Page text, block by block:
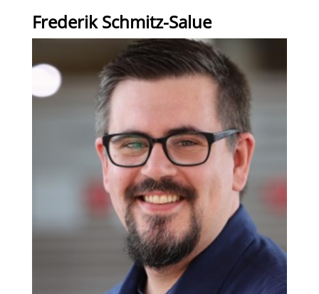
Frederik Schmitz-Salue